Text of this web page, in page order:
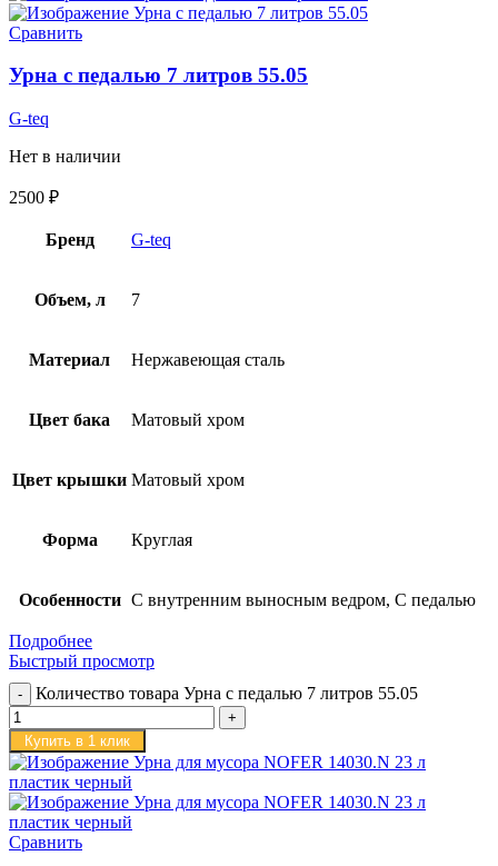
Сравнить
Урна с педалью 7 литров 55.05
G-teq
Нет в наличии
2500 ₽
Бренд G-teq
Объем, л 7
Материал Нержавеющая сталь
Цвет бака Матовый хром
Цвет крышки Матовый хром
Форма Круглая
Особенности С внутренним выносным ведром, С педалью
Подробнее
Быстрый просмотр
Количество товара Урна с педалью 7 литров 55.05
Купить в 1 клик
Сравнить